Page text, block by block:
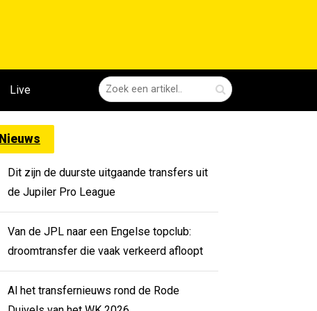
Live
Nieuws
Dit zijn de duurste uitgaande transfers uit
de Jupiler Pro League
Van de JPL naar een Engelse topclub:
droomtransfer die vaak verkeerd afloopt
Al het transfernieuws rond de Rode